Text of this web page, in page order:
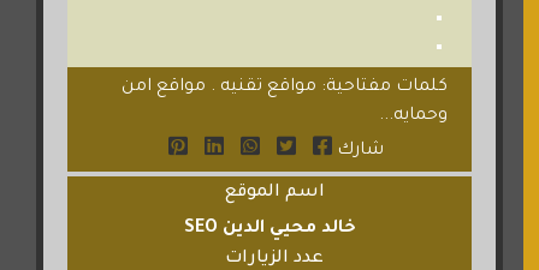
كلمات مفتاحية: مواقع تقنيه . مواقع امن
وحمايه...
شارك
اسم الموقع
خالد محيي الدين SEO
عدد الزيارات